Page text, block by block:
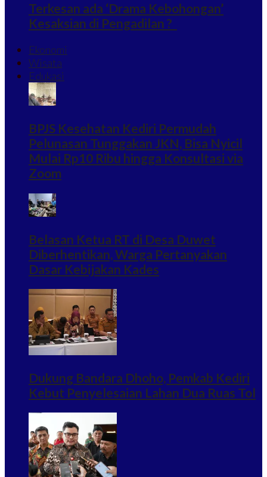
Terkesan ada ‘Drama Kebohongan’
Kesaksian di Pengadilan ?
Ekonomi
Wisata
Edukasi
BPJS Kesehatan Kediri Permudah
Pelunasan Tunggakan JKN, Bisa Nyicil
Mulai Rp10 Ribu hingga Konsultasi via
Zoom
Belasan Ketua RT di Desa Duwet
Diberhentikan, Warga Pertanyakan
Dasar Kebijakan Kades
Dukung Bandara Dhoho, Pemkab Kediri
Kebut Penyelesaian Lahan Dua Ruas Tol